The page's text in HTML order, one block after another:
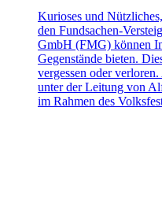
Kurioses und
den Fundsachen-
GmbH (FMG) können
Gegenstände bieten.
vergessen oder
unter der Leitung von
im Rahmen des